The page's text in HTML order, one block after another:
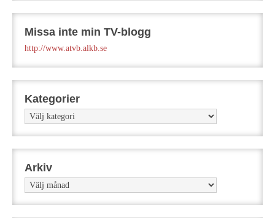
Missa inte min TV-blogg
http://www.atvb.alkb.se
Kategorier
Kategorier
Arkiv
Arkiv